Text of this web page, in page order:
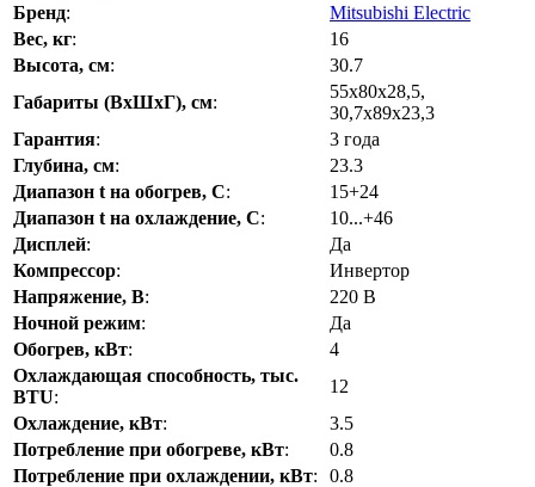
Бренд:
Mitsubishi Electric
Вес, кг:
16
Высота, см:
30.7
Габариты (ВхШхГ), см:
55x80x28,5,
30,7x89x23,3
Гарантия:
3 года
Глубина, см:
23.3
Диапазон t на обогрев, С:
15+24
Диапазон t на охлаждение, С:
10...+46
Дисплей:
Да
Компрессор:
Инвертор
Напряжение, В:
220 В
Ночной режим:
Да
Обогрев, кВт:
4
Охлаждающая способность, тыс.
BTU:
12
Охлаждение, кВт:
3.5
Потребление при обогреве, кВт:
0.8
Потребление при охлаждении, кВт:
0.8